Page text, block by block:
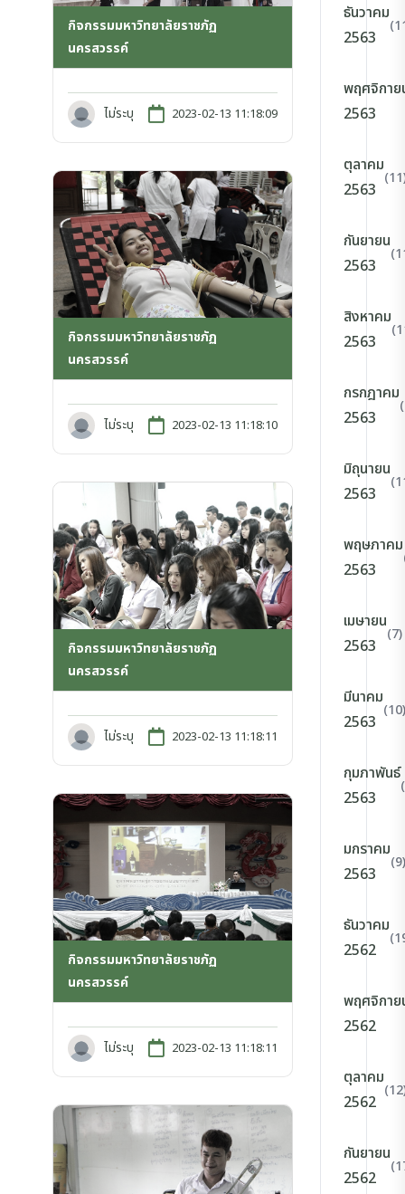
กิจกรรมมหาวิทยาลัยราชภัฏ
นครสวรรค์
ไม่ระบุ 2023-02-13 11:18:09
กิจกรรมมหาวิทยาลัยราชภัฏ
นครสวรรค์
ไม่ระบุ 2023-02-13 11:18:10
กิจกรรมมหาวิทยาลัยราชภัฏ
นครสวรรค์
ไม่ระบุ 2023-02-13 11:18:11
กิจกรรมมหาวิทยาลัยราชภัฏ
นครสวรรค์
ไม่ระบุ 2023-02-13 11:18:11
ธันวาคม
2563
พฤศจิกาย
2563
ตุลาคม
2563
กันยายน
2563
สิงหาคม
2563
กรกฎาคม
2563
มิถุนายน
2563
พฤษภาคม
2563
เมษายน
2563
(7)
มีนาคม
2563
(10)
กุมภาพันธ์
2563
มกราคม
2563
(9)
ธันวาคม
2562
พฤศจิกาย
2562
ตุลาคม
2562
กันยายน
2562